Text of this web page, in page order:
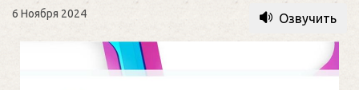
6 Ноября 2024 Озвучить